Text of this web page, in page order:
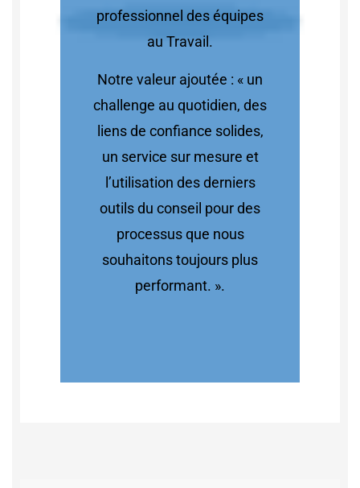
professionnel des équipes
au Travail.
Notre valeur ajoutée : « un
challenge au quotidien, des
liens de confiance solides,
un service sur mesure et
l’utilisation des derniers
outils du conseil pour des
processus que nous
souhaitons toujours plus
performant. ».